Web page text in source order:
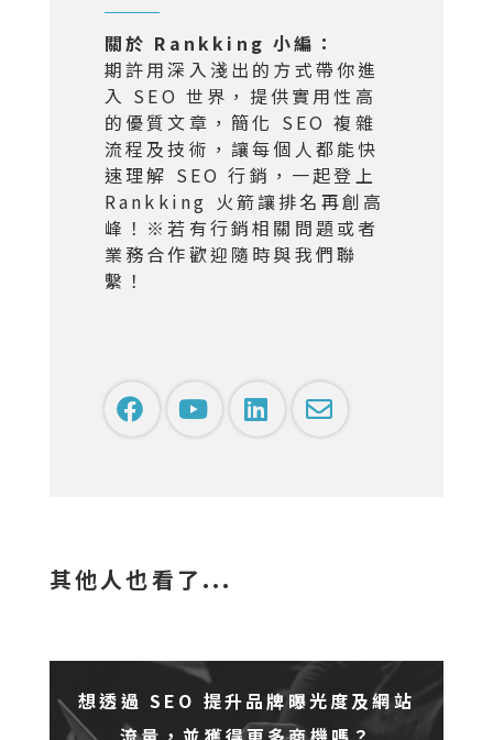
關於 Rankking 小編：
期許用深入淺出的方式帶你進
入 SEO 世界，提供實用性高
的優質文章，簡化 SEO 複雜
流程及技術，讓每個人都能快
速理解 SEO 行銷，一起登上
Rankking 火箭讓排名再創高
峰！※若有行銷相關問題或者
業務合作歡迎隨時與我們聯
繫！
其他人也看了...
想透過 SEO 提升品牌曝光度及網站